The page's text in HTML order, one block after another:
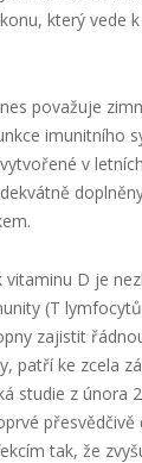
který vede
považuje
imunitního
v
vitaminu D je
(T
zajistit
patří ke zcela
studie z února
tak, že